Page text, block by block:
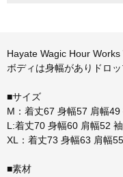
Hayate Wagic Hour
ボディは身幅がありドロ
■サイズ
M：着丈67 身幅57 肩幅49
L:着丈70 身幅60 肩幅52
XL：着丈73 身幅63 肩幅
■素材